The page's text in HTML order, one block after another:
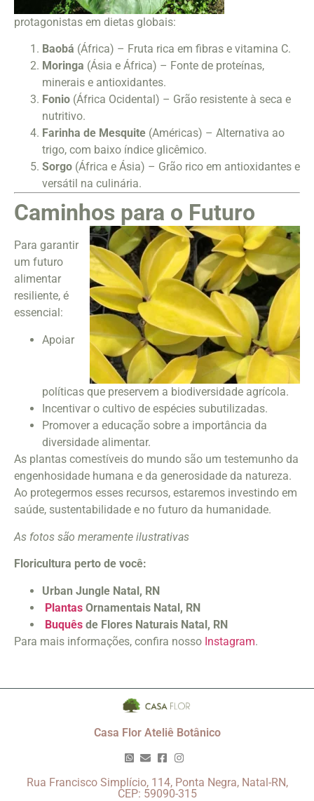
protagonistas em dietas globais:
Baobá (África) – Fruta rica em fibras e vitamina C.
Moringa (Ásia e África) – Fonte de proteínas,
minerais e antioxidantes.
Fonio (África Ocidental) – Grão resistente à seca e
nutritivo.
Farinha de Mesquite (Américas) – Alternativa ao
trigo, com baixo índice glicêmico.
Sorgo (África e Ásia) – Grão rico em antioxidantes e
versátil na culinária.
Caminhos para o Futuro
Para garantir
um futuro
alimentar
resiliente, é
essencial:
Apoiar
políticas que preservem a biodiversidade agrícola.
Incentivar o cultivo de espécies subutilizadas.
Promover a educação sobre a importância da
diversidade alimentar.
As plantas comestíveis do mundo são um testemunho da
engenhosidade humana e da generosidade da natureza.
Ao protegermos esses recursos, estaremos investindo em
saúde, sustentabilidade e no futuro da humanidade.
As fotos são meramente ilustrativas
Floricultura perto de você:
Urban Jungle Natal, RN
Plantas Ornamentais Natal, RN
Buquês de Flores Naturais Natal, RN
Para mais informações, confira nosso Instagram.
Casa Flor Ateliê Botânico
Rua Francisco Simplício, 114, Ponta Negra, Natal-RN,
CEP: 59090-315